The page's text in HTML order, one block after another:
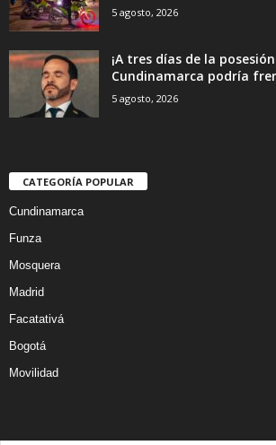
5 agosto, 2026
¡A tres días de la
Cundinamarca podría
5 agosto, 2026
CATEGORÍA POPULAR
Cundinamarca
Funza
Mosquera
Madrid
Facatativá
Bogotá
Movilidad